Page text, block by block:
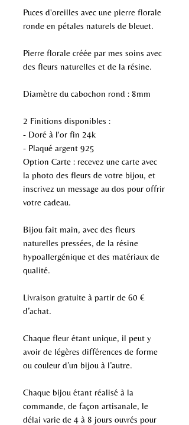
Puces d'oreilles avec une pierre florale
ronde en pétales naturels de bleuet.
Pierre florale créée par mes soins avec
des fleurs naturelles et de la résine.
Diamètre du cabochon rond : 8mm
2 Finitions disponibles :
- Doré à l'or fin 24k
- Plaqué argent 925
Option Carte : recevez une carte avec
la photo des fleurs de votre bijou, et
inscrivez un message au dos pour offrir
votre cadeau.
Bijou fait main, avec des fleurs
naturelles pressées, de la résine
hypoallergénique et des matériaux de
qualité.
Livraison gratuite à partir de 60 €
d’achat.
Chaque fleur étant unique, il peut y
avoir de légères différences de forme
ou couleur d’un bijou à l’autre.
Chaque bijou étant réalisé à la
commande, de façon artisanale, le
délai varie de 4 à 8 jours ouvrés pour